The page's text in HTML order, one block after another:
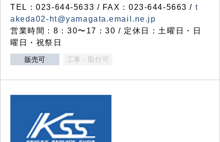
TEL：023-644-5633 / FAX：023-644-5663 / t
akeda02-ht@yamagata.email.ne.jp
営業時間：8：30〜17：30 / 定休日：土曜日・日
曜日・祝祭日
販売可 工事・取付可